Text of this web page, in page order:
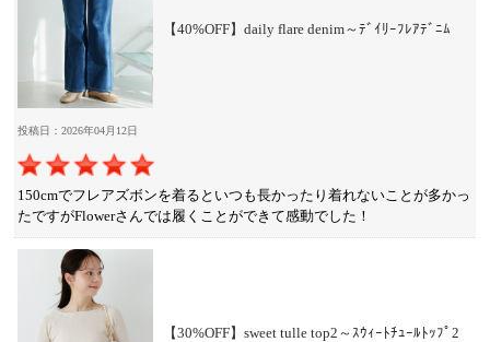
【40%OFF】daily flare denim～ﾃﾞｲﾘｰﾌﾚｱﾃﾞﾆﾑ
投稿日：2026年04月12日
150cmでフレアズボンを着るといつも長かったり着れないことが多かっ
たですがFlowerさんでは履くことができて感動でした！
【30%OFF】sweet tulle top2～ｽｳｨｰﾄﾁｭｰﾙﾄｯﾌﾟ2